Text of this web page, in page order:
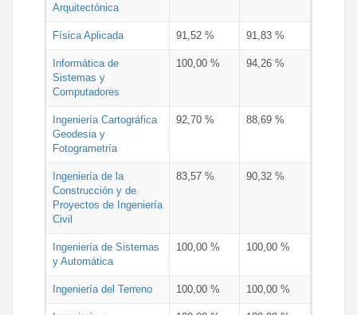
Arquitectónica
Física Aplicada 91,52 % 91,83 %
Informática de
Sistemas y
Computadores
100,00 % 94,26 %
Ingeniería Cartográfica
Geodesia y
Fotogrametría
92,70 % 88,69 %
Ingeniería de la
Construcción y de
Proyectos de Ingeniería
Civil
83,57 % 90,32 %
Ingeniería de Sistemas
y Automática
100,00 % 100,00 %
Ingeniería del Terreno 100,00 % 100,00 %